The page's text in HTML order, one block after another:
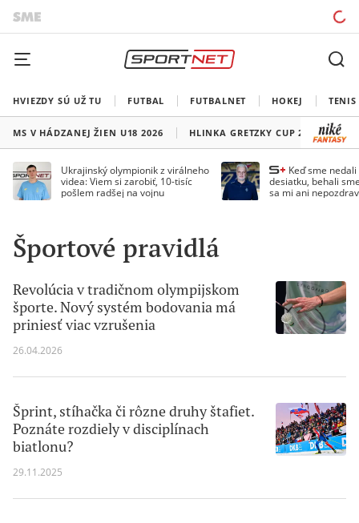
HVIEZDY SÚ UŽ TU FUTBAL FUTBALNET HOKEJ TENIS
MS V HÁDZANEJ ŽIEN U18 2026 HLINKA GRETZKY CUP 2026
Ukrajinský olympionik z virálneho
videa: Viem si zarobiť, 10-tisíc
pošlem radšej na vojnu
Keď sme
desiatku, behali
sa mi ani
Športové pravidlá
Revolúcia v tradičnom olympijskom
športe. Nový systém bodovania má
priniesť viac vzrušenia
26.04.2026
Šprint, stíhačka či rôzne druhy štafiet.
Poznáte rozdiely v disciplínach
biatlonu?
29.11.2025